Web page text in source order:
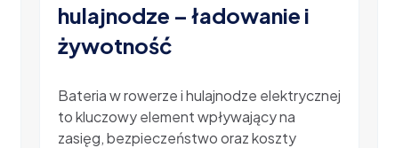
hulajnodze – ładowanie i
żywotność
Bateria w rowerze i hulajnodze elektrycznej
to kluczowy element wpływający na
zasięg, bezpieczeństwo oraz koszty